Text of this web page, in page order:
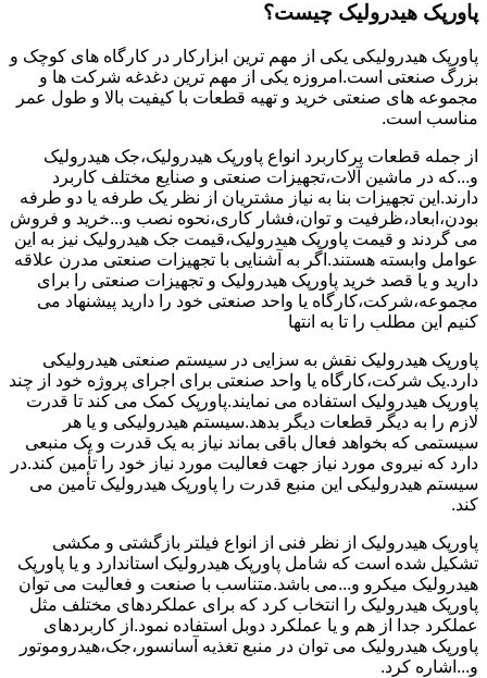
پاورپک هیدرولیک چیست؟
پاورپک هیدرولیکی یکی از مهم ترین ابزارکار در کارگاه های کوچک و
بزرگ صنعتی است.امروزه یکی از مهم ترین دغدغه شرکت ها و
مجموعه های صنعتی خرید و تهیه قطعات با کیفیت بالا و طول عمر
مناسب است.
از جمله قطعات پرکاربرد انواع پاورپک هیدرولیک،جک هیدرولیک
و...که در ماشین آلات،تجهیزات صنعتی و صنایع مختلف کاربرد
دارند.این تجهیزات بنا به نیاز مشتریان از نظر یک طرفه یا دو طرفه
بودن،ابعاد،ظرفیت و توان،فشار کاری،نحوه نصب و...خرید و فروش
می گردند و قیمت پاورپک هیدرولیک،قیمت جک هیدرولیک نیز به این
عوامل وابسته هستند.اگر به آشنایی با تجهیزات صنعتی مدرن علاقه
دارید و یا قصد خرید پاورپک هیدرولیک و تجهیزات صنعتی را برای
مجموعه،شرکت،کارگاه یا واحد صنعتی خود را دارید پیشنهاد می
کنیم این مطلب را تا به انتها
پاورپک هیدرولیک نقش به سزایی در سیستم صنعتی هیدرولیکی
دارد.یک شرکت،کارگاه یا واحد صنعتی برای اجرای پروژه خود از چند
پاورپک هیدرولیک استفاده می نمایند.پاورپک کمک می کند تا قدرت
لازم را به دیگر قطعات دیگر بدهد.سیستم هیدرولیکی و یا هر
سیستمی که بخواهد فعال باقی بماند نیاز به یک قدرت و یک منبعی
دارد که نیروی مورد نیاز جهت فعالیت مورد نیاز خود را تأمین کند.در
سیستم هیدرولیکی این منبع قدرت را پاورپک هیدرولیک تأمین می
کند.
پاورپک هیدرولیک از نظر فنی از انواع فیلتر بازگشتی و مکشی
تشکیل شده است که شامل پاورپک هیدرولیک استاندارد و یا پاورپک
هیدرولیک میکرو و...می باشد.متناسب با صنعت و فعالیت می توان
پاورپک هیدرولیک را انتخاب کرد که برای عملکردهای مختلف مثل
عملکرد جدا از هم و یا عملکرد دوبل استفاده نمود.از کاربردهای
پاورپک هیدرولیک می توان در منبع تغذیه آسانسور،جک،هیدروموتور
و...اشاره کرد.